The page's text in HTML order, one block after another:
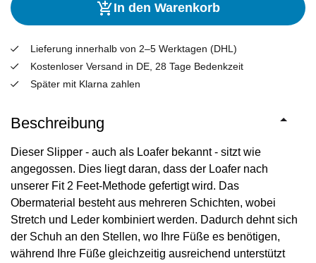
In den Warenkorb
Lieferung innerhalb von 2–5 Werktagen (DHL)
Kostenloser Versand in DE, 28 Tage Bedenkzeit
Später mit Klarna zahlen
Beschreibung
Dieser Slipper - auch als Loafer bekannt - sitzt wie
angegossen. Dies liegt daran, dass der Loafer nach
unserer Fit 2 Feet-Methode gefertigt wird. Das
Obermaterial besteht aus mehreren Schichten, wobei
Stretch und Leder kombiniert werden. Dadurch dehnt sich
der Schuh an den Stellen, wo Ihre Füße es benötigen,
während Ihre Füße gleichzeitig ausreichend unterstützt